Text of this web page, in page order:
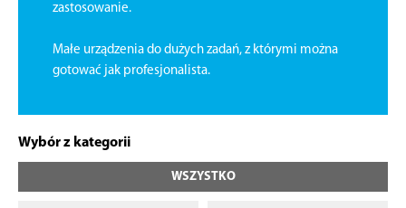
zastosowanie.
Małe urządzenia do dużych zadań, z którymi można
gotować jak profesjonalista.
Wybór z kategorii
WSZYSTKO